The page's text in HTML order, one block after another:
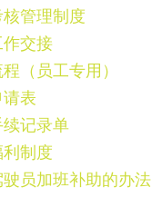
管理制度
交接
（员工专用）
表
记录单
制度
员加班补助的办法